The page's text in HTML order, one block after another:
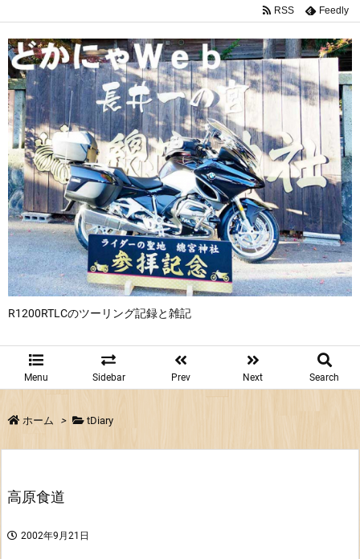
R1200RTLCのツーリング記録と雑記
Menu Sidebar Prev Next Search
RSS Feedly
ホーム > tDiary
高原食道
2002年9月21日